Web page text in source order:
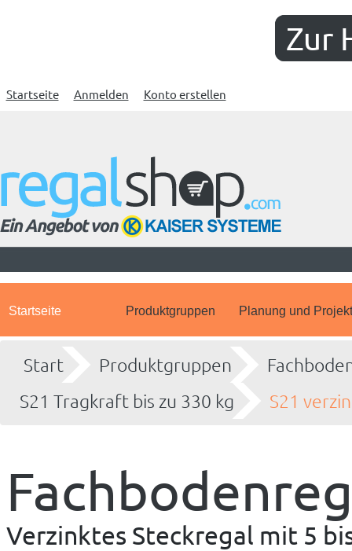
Zur
Startseite Anmelden Konto erstellen
Startseite Produktgruppen Planung und
Start Produktgruppen
S21 Tragkraft bis zu 330 kg
S21
Verzinktes Steckregal mit 5